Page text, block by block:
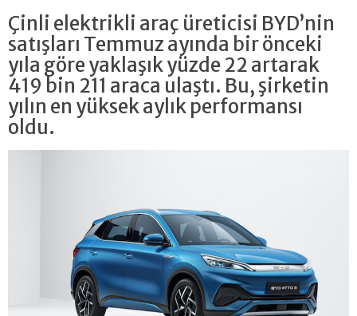
Çinli elektrikli araç üreticisi BYD’nin
satışları Temmuz ayında bir önceki
yıla göre yaklaşık yüzde 22 artarak
419 bin 211 araca ulaştı. Bu, şirketin
yılın en yüksek aylık performansı
oldu.